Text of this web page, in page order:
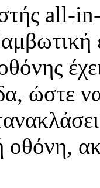
all-
ώστε
οθόνη,